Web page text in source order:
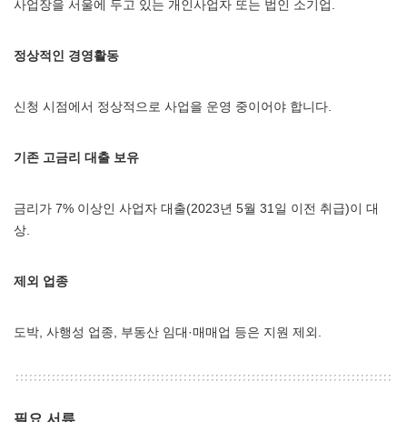
사업장을 서울에 두고 있는 개인사업자 또는 법인 소기업.
정상적인 경영활동
신청 시점에서 정상적으로 사업을 운영 중이어야 합니다.
기존 고금리 대출 보유
금리가 7% 이상인 사업자 대출(2023년 5월 31일 이전 취급)이 대
상.
제외 업종
도박, 사행성 업종, 부동산 임대·매매업 등은 지원 제외.
필요 서류